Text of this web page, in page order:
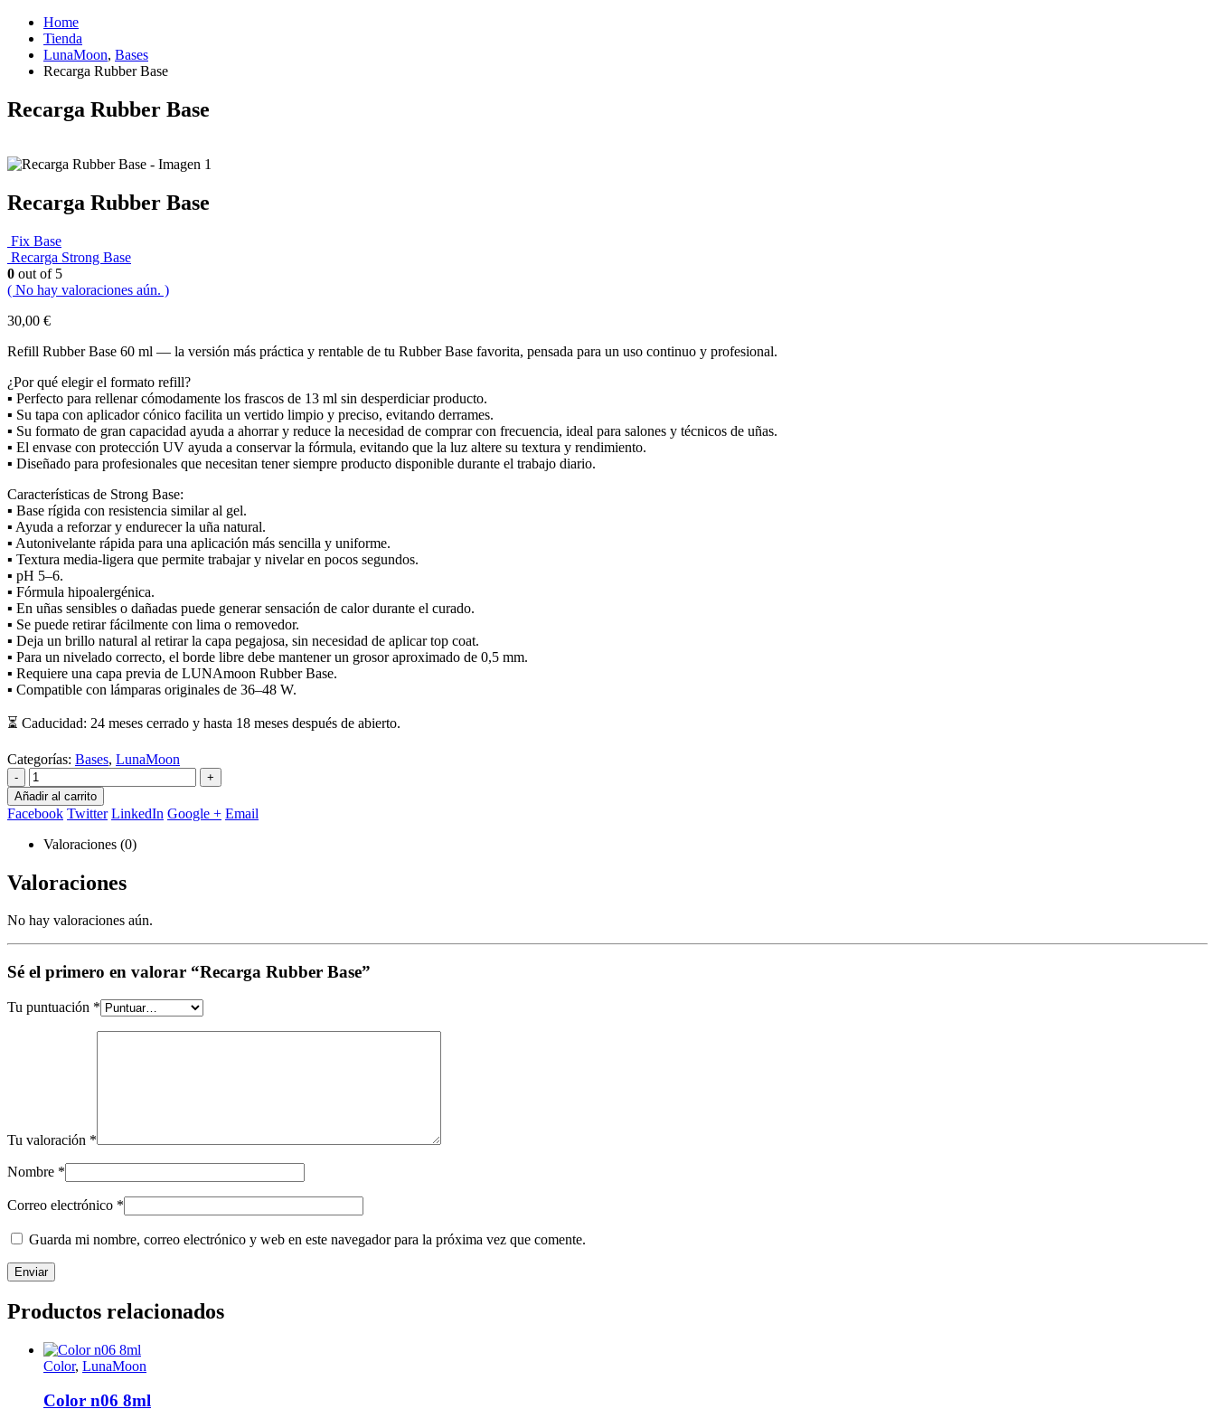
Home
Tienda
LunaMoon, Bases
Recarga Rubber Base
Recarga Rubber Base
Recarga Rubber Base
Fix Base
Recarga Strong Base
0 out of 5
( No hay valoraciones aún. )
30,00 €
Refill Rubber Base 60 ml — la versión más práctica y rentable de tu Rubber Base favorita, pensada para un uso continuo y profesional.
¿Por qué elegir el formato refill?
▪ Perfecto para rellenar cómodamente los frascos de 13 ml sin desperdiciar producto.
▪ Su tapa con aplicador cónico facilita un vertido limpio y preciso, evitando derrames.
▪ Su formato de gran capacidad ayuda a ahorrar y reduce la necesidad de comprar con frecuencia, ideal para salones y técnicos de uñas.
▪ El envase con protección UV ayuda a conservar la fórmula, evitando que la luz altere su textura y rendimiento.
▪ Diseñado para profesionales que necesitan tener siempre producto disponible durante el trabajo diario.
Características de Strong Base:
▪ Base rígida con resistencia similar al gel.
▪ Ayuda a reforzar y endurecer la uña natural.
▪ Autonivelante rápida para una aplicación más sencilla y uniforme.
▪ Textura media-ligera que permite trabajar y nivelar en pocos segundos.
▪ pH 5–6.
▪ Fórmula hipoalergénica.
▪ En uñas sensibles o dañadas puede generar sensación de calor durante el curado.
▪ Se puede retirar fácilmente con lima o removedor.
▪ Deja un brillo natural al retirar la capa pegajosa, sin necesidad de aplicar top coat.
▪ Para un nivelado correcto, el borde libre debe mantener un grosor aproximado de 0,5 mm.
▪ Requiere una capa previa de LUNAmoon Rubber Base.
▪ Compatible con lámparas originales de 36–48 W.
⏳ Caducidad: 24 meses cerrado y hasta 18 meses después de abierto.
Categorías: Bases, LunaMoon
-
+
Añadir al carrito
Facebook Twitter LinkedIn Google + Email
Valoraciones (0)
Valoraciones
No hay valoraciones aún.
Sé el primero en valorar “Recarga Rubber Base”
Tu puntuación *
Tu valoración *
Nombre *
Correo electrónico *
Guarda mi nombre, correo electrónico y web en este navegador para la próxima vez que comente.
Productos relacionados
Color, LunaMoon
Color n06 8ml